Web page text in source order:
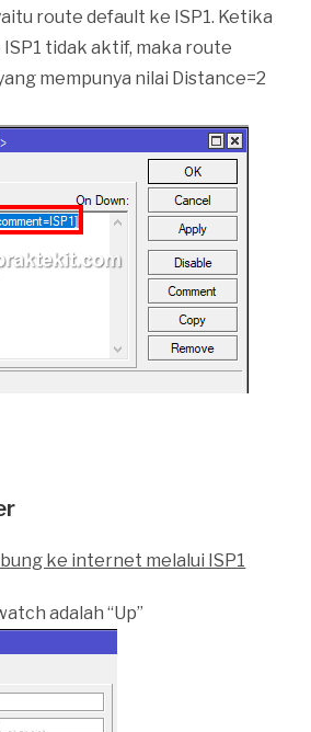
route default ke ISP1. Ketika
tidak aktif, maka route
mempunya nilai Distance=2
ke internet melalui ISP1
adalah “Up”